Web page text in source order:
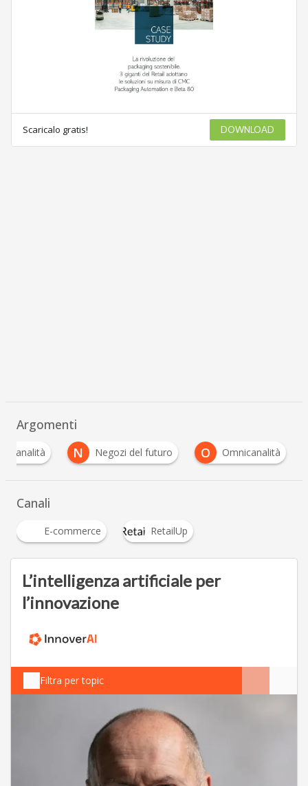
Scaricalo gratis! DOWNLOAD
Argomenti
N Negozi del futuro O Omnicanalità
Canali
E-commerce RetailUp
L’intelligenza artificiale per
l’innovazione
Filtra per topic